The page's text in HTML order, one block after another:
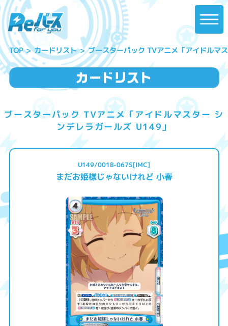
TOP カードリスト ブースターパック TVアニメ「アイドルマ
ブースターパック TVアニメ「アイドルマスター シ
ンデレラガールズ U149」
U149/001B-067S[IMC]
まだお姫様じゃないけれど 小春